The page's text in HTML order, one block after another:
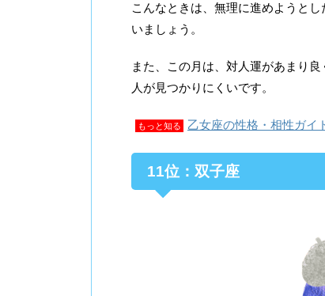
こんなときは、無理に進めようと
いましょう。
また、この月は、対人運があまり
人が見つかりにくいです。
もっと知る 乙女座の性格・相性ガイ
11位：双子座